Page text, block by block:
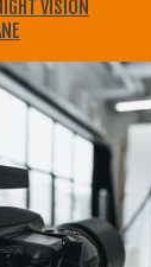
VISION